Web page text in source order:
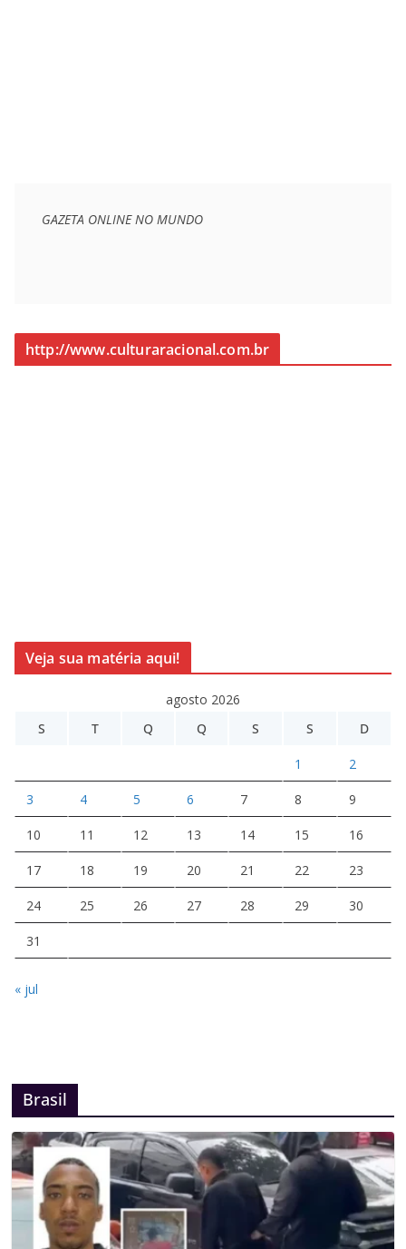
GAZETA ONLINE NO MUNDO
http://www.culturaracional.com.br
Veja sua matéria aqui!
agosto 2026
S
T Q Q S S D
1 2
3 4 5 6 7 8 9
10 11 12 13 14 15 16
17 18 19 20 21 22 23
24 25 26 27 28 29 30
31
« jul
Brasil